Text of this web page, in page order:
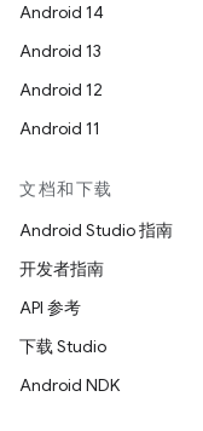
Android 14
Android 13
Android 12
Android 11
文档和下载
Android Studio 指南
开发者指南
API 参考
下载 Studio
Android NDK